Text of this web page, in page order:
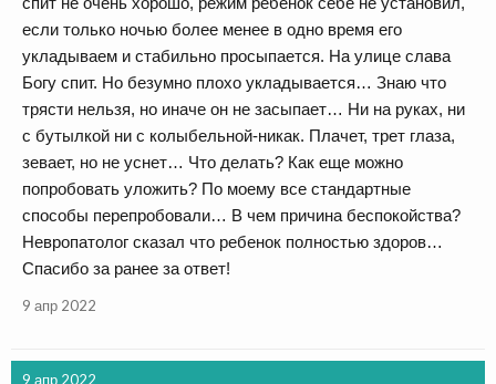
если только ночью более менее в одно время его
укладываем и стабильно просыпается. На улице слава
Богу спит. Но безумно плохо укладывается… Знаю что
трясти нельзя, но иначе он не засыпает… Ни на руках, ни
с бутылкой ни с колыбельной-никак. Плачет, трет глаза,
зевает, но не уснет… Что делать? Как еще можно
попробовать уложить? По моему все стандартные
способы перепробовали… В чем причина беспокойства?
Невропатолог сказал что ребенок полностью здоров…
Спасибо за ранее за ответ!
9 апр 2022
9 апр 2022